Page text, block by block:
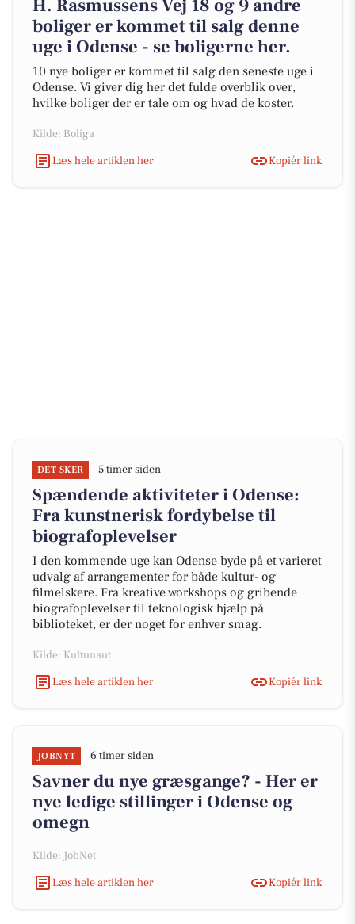
H. Rasmussens Vej 18 og 9 andre
boliger er kommet til salg denne
uge i Odense - se boligerne her.
10 nye boliger er kommet til salg den seneste uge i
Odense. Vi giver dig her det fulde overblik over,
hvilke boliger der er tale om og hvad de koster.
Kilde: Boliga
Læs hele artiklen her
Kopiér link
DET SKER 5 timer siden
Spændende aktiviteter i Odense:
Fra kunstnerisk fordybelse til
biografoplevelser
I den kommende uge kan Odense byde på et varieret
udvalg af arrangementer for både kultur- og
filmelskere. Fra kreative workshops og gribende
biografoplevelser til teknologisk hjælp på
biblioteket, er der noget for enhver smag.
Kilde: Kultunaut
Læs hele artiklen her
Kopiér link
JOBNYT 6 timer siden
Savner du nye græsgange? - Her er
nye ledige stillinger i Odense og
omegn
Kilde: JobNet
Læs hele artiklen her
Kopiér link